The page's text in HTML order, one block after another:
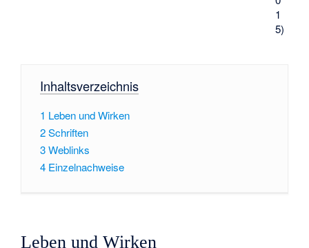
1
5)
Inhaltsverzeichnis
1 Leben und Wirken
2Schriften
3Weblinks
4 Einzelnachweise
Leben und Wirken